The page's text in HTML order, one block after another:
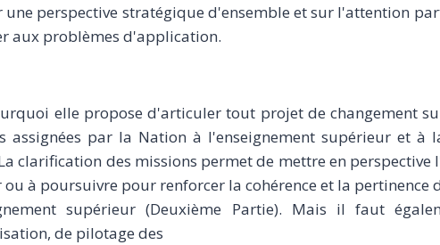
une perspective stratégique d'ensemble et sur l'attention
aux problèmes d'application.
elle propose d'articuler tout projet de changement
assignées par la Nation à l'enseignement supérieur et à
clarification des missions permet de mettre en perspective
ou à poursuivre pour renforcer la cohérence et la pertinence
supérieur (Deuxième Partie). Mais il faut
de pilotage des